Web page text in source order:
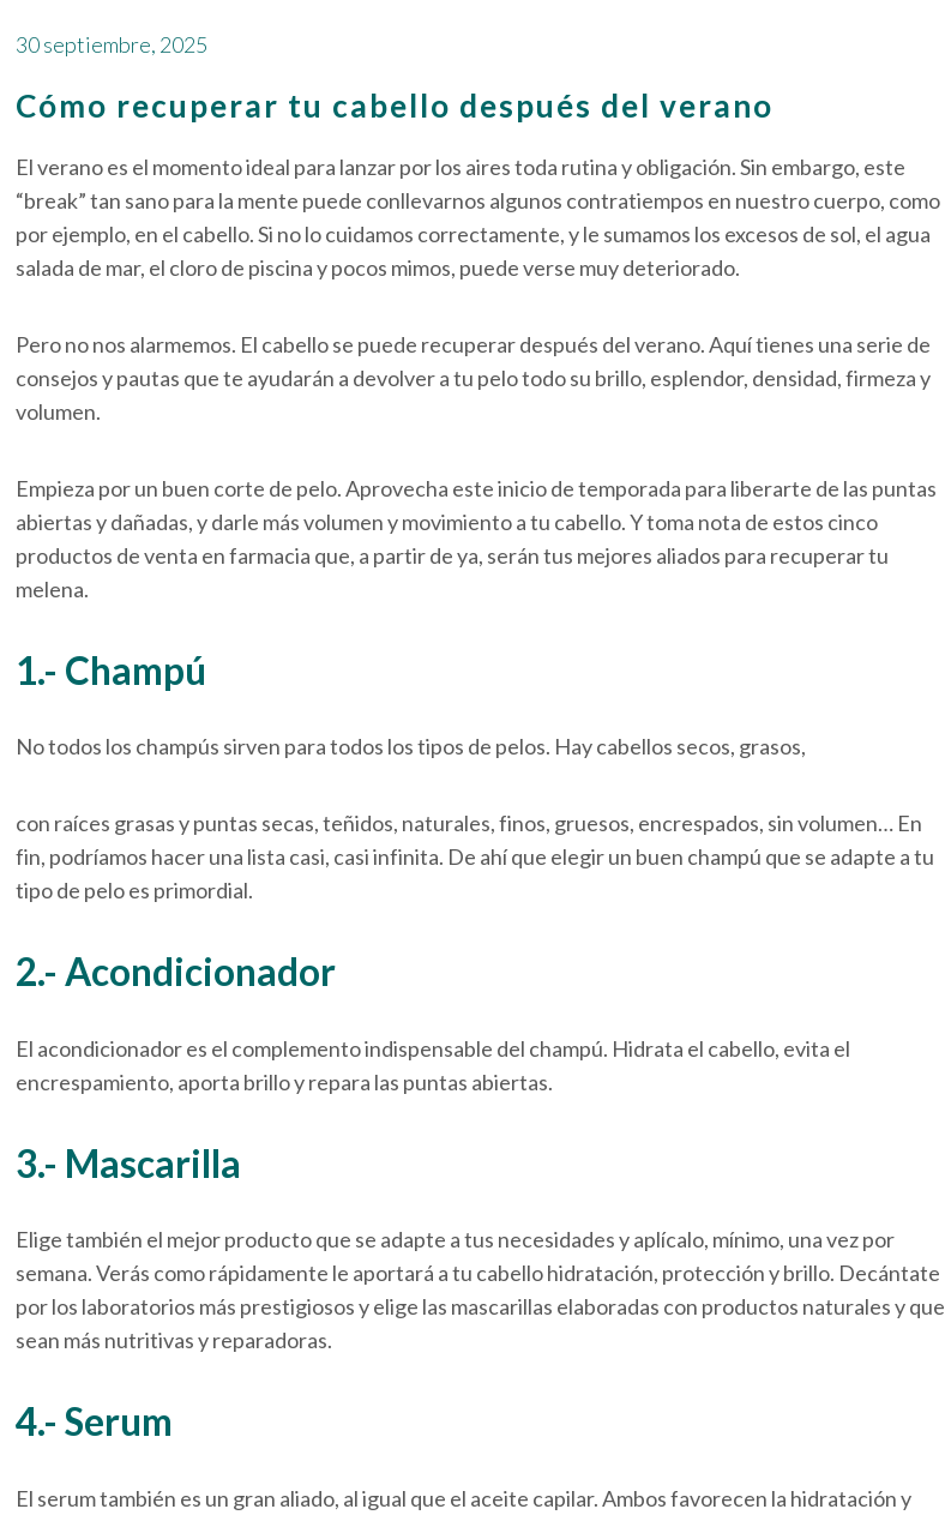
30 septiembre, 2025
Cómo recuperar tu cabello después del verano
El verano es el momento ideal para lanzar por los aires toda rutina y obligación. Sin embargo, este
“break” tan sano para la mente puede conllevarnos algunos contratiempos en nuestro cuerpo, como
por ejemplo, en el cabello. Si no lo cuidamos correctamente, y le sumamos los excesos de sol, el agua
salada de mar, el cloro de piscina y pocos mimos, puede verse muy deteriorado.
Pero no nos alarmemos. El cabello se puede recuperar después del verano. Aquí tienes una serie de
consejos y pautas que te ayudarán a devolver a tu pelo todo su brillo, esplendor, densidad, firmeza y
volumen.
Empieza por un buen corte de pelo. Aprovecha este inicio de temporada para liberarte de las puntas
abiertas y dañadas, y darle más volumen y movimiento a tu cabello. Y toma nota de estos cinco
productos de venta en farmacia que, a partir de ya, serán tus mejores aliados para recuperar tu
melena.
1.- Champú
No todos los champús sirven para todos los tipos de pelos. Hay cabellos secos, grasos,
con raíces grasas y puntas secas, teñidos, naturales, finos, gruesos, encrespados, sin volumen… En
fin, podríamos hacer una lista casi, casi infinita. De ahí que elegir un buen champú que se adapte a tu
tipo de pelo es primordial.
2.- Acondicionador
El acondicionador es el complemento indispensable del champú. Hidrata el cabello, evita el
encrespamiento, aporta brillo y repara las puntas abiertas.
3.- Mascarilla
Elige también el mejor producto que se adapte a tus necesidades y aplícalo, mínimo, una vez por
semana. Verás como rápidamente le aportará a tu cabello hidratación, protección y brillo. Decántate
por los laboratorios más prestigiosos y elige las mascarillas elaboradas con productos naturales y que
sean más nutritivas y reparadoras.
4.- Serum
El serum también es un gran aliado, al igual que el aceite capilar. Ambos favorecen la hidratación y